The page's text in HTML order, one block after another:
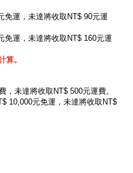
免運，未達將收取NT$ 90元運
免運，未達將收取NT$ 160元運
算。
，未達將收取NT$ 500元運費。
10,000元免運，未達將收取NT$